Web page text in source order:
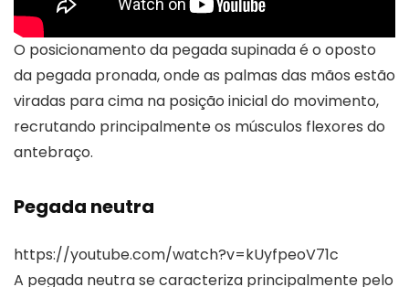
O posicionamento da pegada supinada é o oposto
da pegada pronada, onde as palmas das mãos estão
viradas para cima na posição inicial do movimento,
recrutando principalmente os músculos flexores do
antebraço.
Pegada neutra
https://youtube.com/watch?v=kUyfpeoV71c
A pegada neutra se caracteriza principalmente pelo